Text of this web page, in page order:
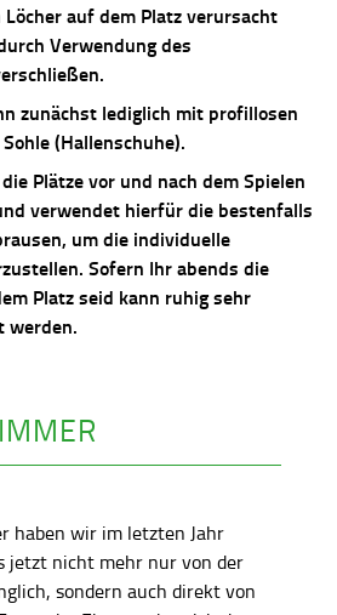
auf dem Platz verursacht
Verwendung des
zunächst lediglich mit profillosen
(Hallenschuhe).
Plätze vor und nach dem Spielen
verwendet hierfür die bestenfalls
um die individuelle
Sofern Ihr abends die
Platz seid kann ruhig sehr
werden.
haben wir im letzten Jahr
jetzt nicht mehr nur von der
sondern auch direkt von